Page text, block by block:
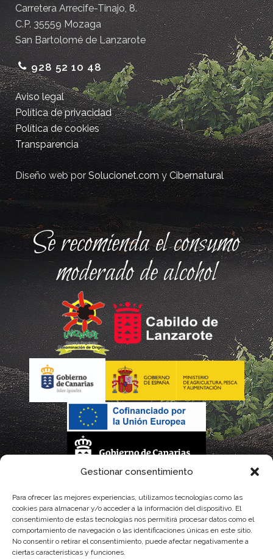
Gestionar consentimiento
Para ofrecer las mejores experiencias, utilizamos tecnologías como las
cookies para almacenar y/o acceder a la información del dispositivo. El
consentimiento de estas tecnologías nos permitirá procesar datos como el
comportamiento de navegación o las identificaciones únicas en este sitio.
No consentir o retirar el consentimiento, puede afectar negativamente a
ciertas características y funciones.
Carretera Arrecife-Tinajo, 8.
C.P. 35559 Mozaga
San Bartolomé de Lanzarote
928 52 10 48
Aviso legal
Política de privacidad
Política de cookies
Transparencia
Diseño web porSolucionet.comyCibernatural
Se recomienda el consumo
moderado de alcohol
parcialmente, por el Gobierno de Canarias
con fondos provenientes del presupuesto de gastos del Instituto Canario de
Calidad Agroalimentaria